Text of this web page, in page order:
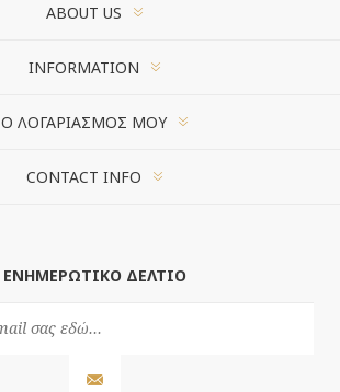
ABOUT US
INFORMATION
Ο ΛΟΓΑΡΙΑΣΜΌΣ ΜΟΥ
CONTACT INFO
ΕΝΗΜΕΡΩΤΙΚΌ ΔΕΛΤΊΟ